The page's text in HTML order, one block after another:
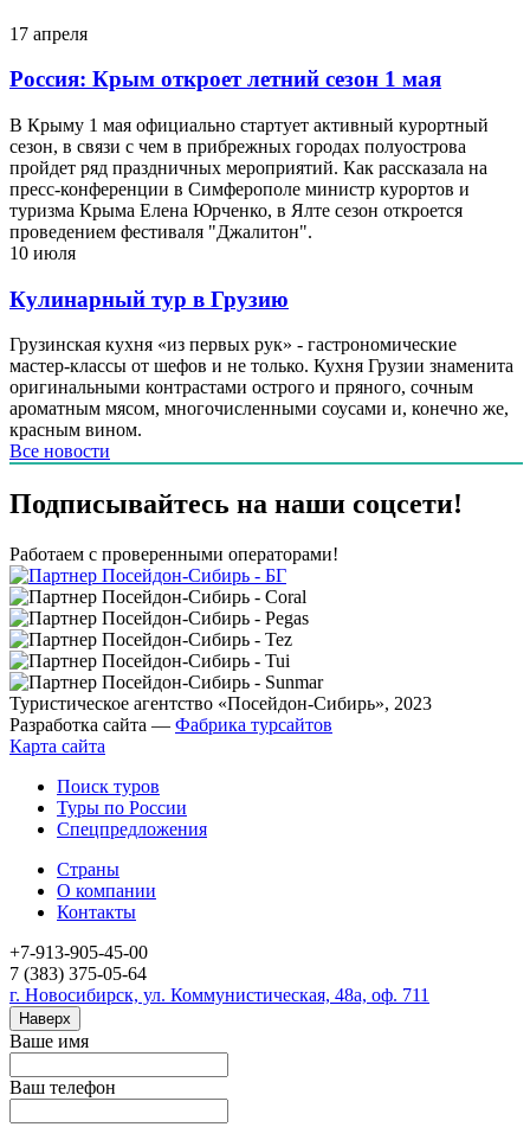
17 апреля
Россия: Крым откроет летний сезон 1 мая
В Крыму 1 мая официально стартует активный курортный
сезон, в связи с чем в прибрежных городах полуострова
пройдет ряд праздничных мероприятий. Как рассказала на
пресс-конференции в Симферополе министр курортов и
туризма Крыма Елена Юрченко, в Ялте сезон откроется
проведением фестиваля "Джалитон".
10 июля
Кулинарный тур в Грузию
Грузинская кухня «из первых рук» - гастрономические
мастер-классы от шефов и не только. Кухня Грузии знаменита
оригинальными контрастами острого и пряного, сочным
ароматным мясом, многочисленными соусами и, конечно же,
красным вином.
Все новости
Подписывайтесь на наши соцсети!
Работаем с проверенными операторами!
Туристическое агентство «Посейдон-Сибирь», 2023
Разработка сайта — Фабрика турсайтов
Карта сайта
Поиск туров
Туры по России
Спецпредложения
Страны
О компании
Контакты
+7-913-905-45-00
7 (383) 375-05-64
г. Новосибирск, ул. Коммунистическая, 48а, оф. 711
Наверх
Ваше имя
Ваш телефон